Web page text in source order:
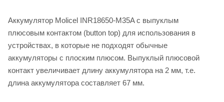
Аккумулятор Molicel INR18650-M35A с выпуклым
плюсовым контактом (button top) для использования в
устройствах, в которые не подходят обычные
аккумуляторы с плоским плюсом. Выпуклый плюсовой
контакт увеличивает длину аккумулятора на 2 мм, т.е.
длина аккумулятора составляет 67 мм.